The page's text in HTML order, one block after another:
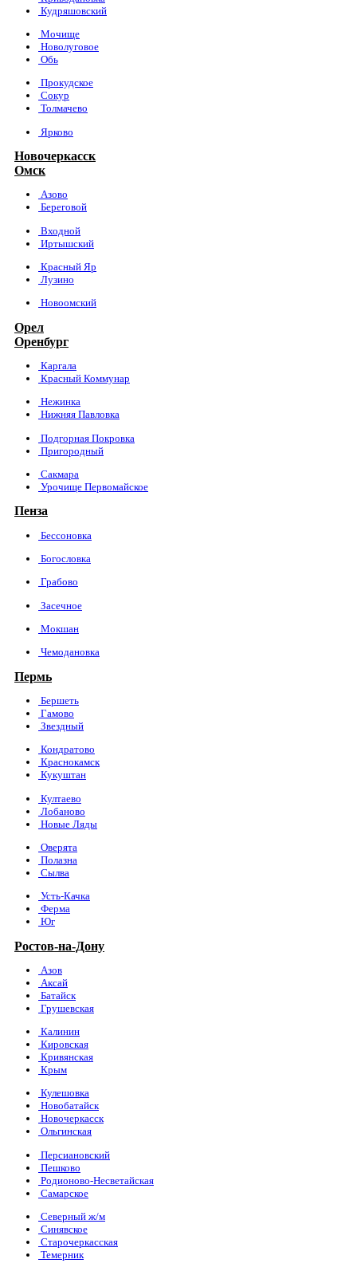
Кудряшовский
Мочище
Новолуговое
Обь
Прокудское
Сокур
Толмачево
Ярково
Новочеркасск
Омск
Азово
Береговой
Входной
Иртышский
Красный Яр
Лузино
Новоомский
Орел
Оренбург
Каргала
Красный Коммунар
Нежинка
Нижняя Павловка
Подгорная Покровка
Пригородный
Сакмара
Урочище Первомайское
Пенза
Бессоновка
Богословка
Грабово
Засечное
Мокшан
Чемодановка
Пермь
Бершеть
Гамово
Звездный
Кондратово
Краснокамск
Кукуштан
Култаево
Лобаново
Новые Ляды
Оверята
Полазна
Сылва
Усть-Качка
Ферма
Юг
Ростов-на-Дону
Азов
Аксай
Батайск
Грушевская
Калинин
Кировская
Кривянская
Крым
Кулешовка
Новобатайск
Новочеркасск
Ольгинская
Персиановский
Пешково
Родионово-Несветайская
Самарское
Северный ж/м
Синявское
Старочеркасская
Темерник